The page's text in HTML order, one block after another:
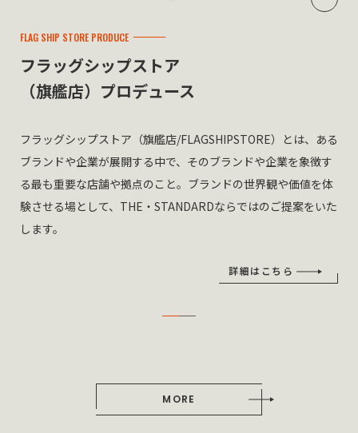
FLAG SHIP STORE PRODUCE
フラッグシップストア
（旗艦店）プロデュース
フラッグシップストア（旗艦店/FLAGSHIPSTORE）とは、ある
ブランドや企業が展開する中で、そのブランドや企業を象徴す
る最も重要な店舗や拠点のこと。ブランドの世界観や価値を体
験させる場として、THE・STANDARDならではのご提案をいた
します。
詳細はこちら
MORE